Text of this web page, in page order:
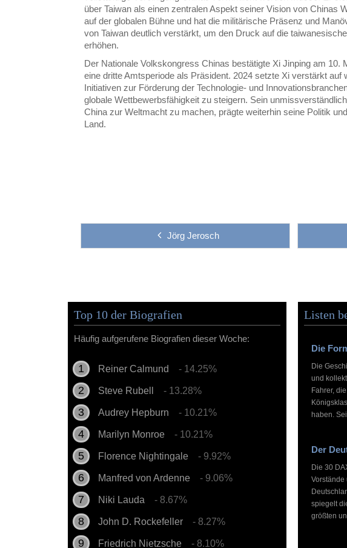
über Taiwan als einen zentralen Aspekt seiner Vision von Chinas
auf der globalen Bühne und hat die militärische Präsenz und
von Taiwan deutlich verstärkt, um den Druck auf die
erhöhen.
Der Nationale Volkskongress Chinas bestätigte Xi Jinping am 10.
eine dritte Amtsperiode als Präsident. 2024 setzte Xi verstärkt auf
Initiativen zur Förderung der Technologie- und
globale Wettbewerbsfähigkeit zu steigern. Sein
China zur Weltmacht zu machen, prägte weiterhin seine Politik
Land.
Jörg Jerosch
Top 10 der Biografien
Häufig aufgerufene Biografien dieser Woche:
Reiner Calmund - 14.25%
Steve Rubell - 13.28%
Audrey Hepburn - 10.21%
Marilyn Monroe - 10.21%
Florence Nightingale - 9.92%
Manfred von Ardenne - 9.06%
Niki Lauda - 8.67%
John D. Rockefeller - 8.27%
Friedrich Nietzsche - 8.10%
Listen
Die
Die
und
Fahrer,
haben.
Der
Die 30
Vorstände
spiegelt
größten